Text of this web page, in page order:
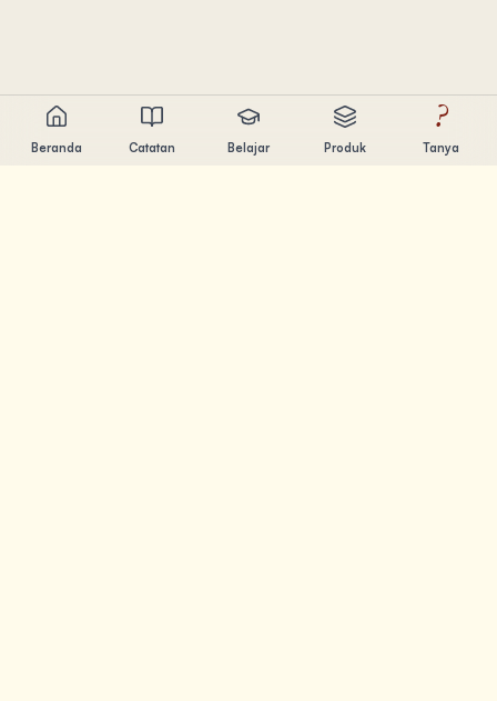
Beranda Catatan Belajar Produk
?
Tanya